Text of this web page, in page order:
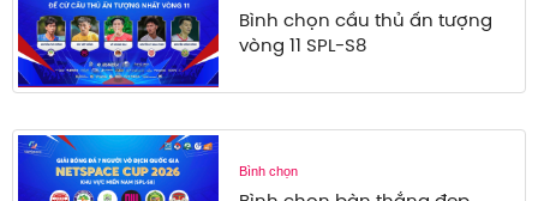
Bình chọn cầu thủ ấn tượng
vòng 11 SPL-S8
Bình chọn